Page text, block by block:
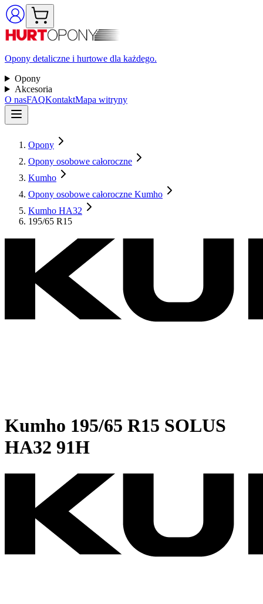
Opony detaliczne i hurtowe dla każdego.
Opony
Akcesoria
O nasFAQKontaktMapa witryny
Opony
Opony osobowe całoroczne
Kumho
Opony osobowe całoroczne Kumho
Kumho HA32
195/65 R15
Kumho 195/65 R15 SOLUS
HA32 91H